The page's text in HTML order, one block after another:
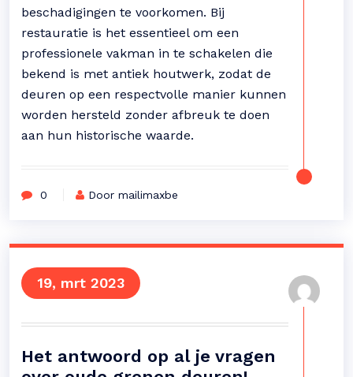
beschadigingen te voorkomen. Bij
restauratie is het essentieel om een
professionele vakman in te schakelen die
bekend is met antiek houtwerk, zodat de
deuren op een respectvolle manier kunnen
worden hersteld zonder afbreuk te doen
aan hun historische waarde.
0 Door mailimaxbe
19, mrt 2023
Het antwoord op al je vragen